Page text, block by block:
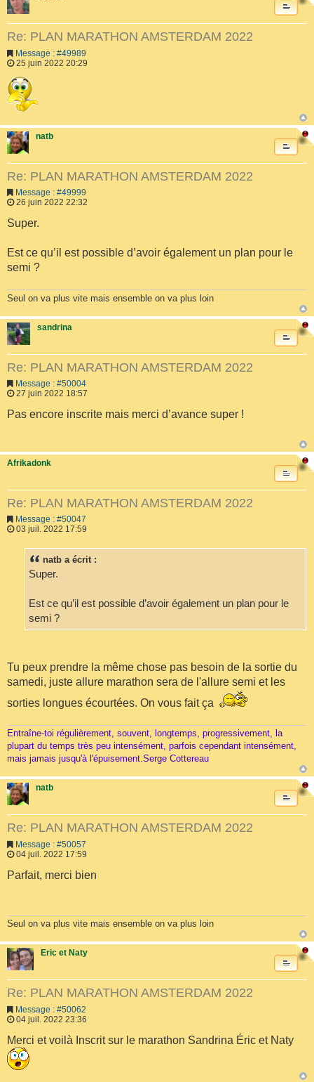
Re: PLAN MARATHON AMSTERDAM 2022
Message : #49989
25 juin 2022 20:29
natb
Re: PLAN MARATHON AMSTERDAM 2022
Message : #49999
26 juin 2022 22:32
Super.
Est ce qu’il est possible d’avoir également un plan pour le
semi ?
Seul on va plus vite mais ensemble on va plus loin
sandrina
Re: PLAN MARATHON AMSTERDAM 2022
Message : #50004
27 juin 2022 18:57
Pas encore inscrite mais merci d’avance super !
Afrikadonk
Re: PLAN MARATHON AMSTERDAM 2022
Message : #50047
03 juil. 2022 17:59
natb a écrit :
Super.
Est ce qu’il est possible d’avoir également un plan pour le
semi ?
Tu peux prendre la même chose pas besoin de la sortie du
samedi, juste allure marathon sera de l'allure semi et les
sorties longues écourtées. On vous fait ça
Entraîne-toi régulièrement, souvent, longtemps, progressivement, la
plupart du temps très peu intensément, parfois cependant intensément,
mais jamais jusqu'à l'épuisement.Serge Cottereau
natb
Re: PLAN MARATHON AMSTERDAM 2022
Message : #50057
04 juil. 2022 17:59
Parfait, merci bien
Seul on va plus vite mais ensemble on va plus loin
Eric et Naty
Re: PLAN MARATHON AMSTERDAM 2022
Message : #50062
04 juil. 2022 23:36
Merci et voilà Inscrit sur le marathon Sandrina Éric et Naty